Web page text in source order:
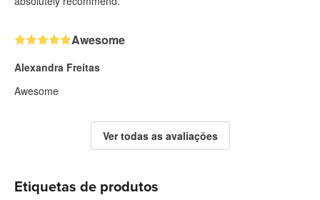
Awesome
Alexandra Freitas
Awesome
Ver todas as avaliações
Etiquetas de produtos